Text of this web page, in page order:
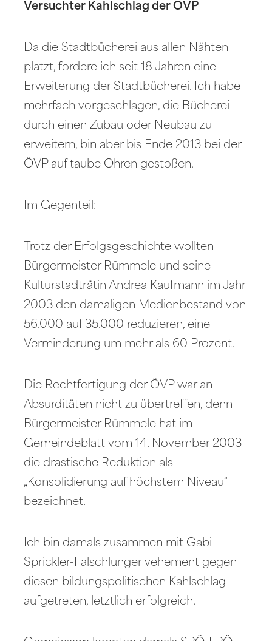
Versuchter Kahlschlag der ÖVP
Da die Stadtbücherei aus allen Nähten
platzt, fordere ich seit 18 Jahren eine
Erweiterung der Stadtbücherei. Ich habe
mehrfach vorgeschlagen, die Bücherei
durch einen Zubau oder Neubau zu
erweitern, bin aber bis Ende 2013 bei der
ÖVP auf taube Ohren gestoßen.
Im Gegenteil:
Trotz der Erfolgsgeschichte wollten
Bürgermeister Rümmele und seine
Kulturstadträtin Andrea Kaufmann im Jahr
2003 den damaligen Medienbestand von
56.000 auf 35.000 reduzieren, eine
Verminderung um mehr als 60 Prozent.
Die Rechtfertigung der ÖVP war an
Absurditäten nicht zu übertreffen, denn
Bürgermeister Rümmele hat im
Gemeindeblatt vom 14. November 2003
die drastische Reduktion als
„Konsolidierung auf höchstem Niveau“
bezeichnet.
Ich bin damals zusammen mit Gabi
Sprickler-Falschlunger vehement gegen
diesen bildungspolitischen Kahlschlag
aufgetreten, letztlich erfolgreich.